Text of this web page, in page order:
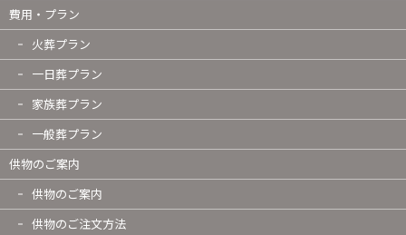
費用・プラン
火葬プラン
一日葬プラン
家族葬プラン
一般葬プラン
供物のご案内
供物のご案内
供物のご注文方法